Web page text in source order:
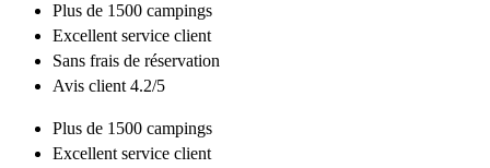
Plus de 1500 campings
Excellent service client
Sans frais de réservation
Avis client 4.2/5
Plus de 1500 campings
Excellent service client